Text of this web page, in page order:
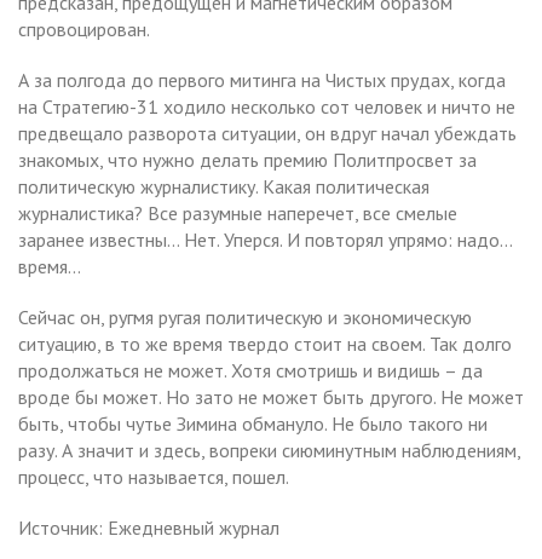
спровоцирован.
А за полгода до первого митинга на Чистых прудах, когда
на Стратегию-31 ходило несколько сот человек и ничто не
предвещало разворота ситуации, он вдруг начал убеждать
знакомых, что нужно делать премию Политпросвет за
политическую журналистику. Какая политическая
журналистика? Все разумные наперечет, все смелые
заранее известны… Нет. Уперся. И повторял упрямо: надо…
время…
Сейчас он, ругмя ругая политическую и экономическую
ситуацию, в то же время твердо стоит на своем. Так долго
продолжаться не может. Хотя смотришь и видишь – да
вроде бы может. Но зато не может быть другого. Не может
быть, чтобы чутье Зимина обмануло. Не было такого ни
разу. А значит и здесь, вопреки сиюминутным наблюдениям,
процесс, что называется, пошел.
Источник: Ежедневный журнал